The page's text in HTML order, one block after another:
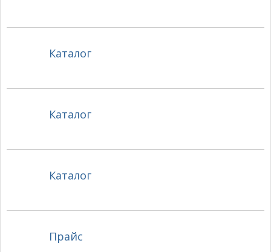
Каталог
Каталог
Каталог
Прайс